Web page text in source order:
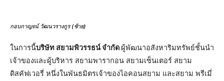
กอบกาญจน์ วัฒนวรางกูร (ซ้าย)
ในการนี้บริษัท สยามพิวรรธน์ จำกัด ผู้พัฒนาอสังหาริมทรัพย์ชั้นนำ
เจ้าของและผู้บริหาร สยามพารากอน สยามเซ็นเตอร์ สยาม
ดิสคัฟเวอรี่ หนึ่งในพันธมิตรเจ้าของไอคอนสยาม และสยาม พรีเมี่